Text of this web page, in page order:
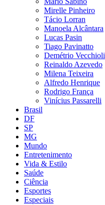
Mirelle Pinheiro
Tácio Lorran
Manoela Alcântara
Lucas Pasin
Tiago Pavinatto
Demétrio Vecchioli
Reinaldo Azevedo
Milena Teixeira
Alfredo Henrique
Rodrigo França
Vinícius Passarelli
Brasil
DF
SP
MG
Mundo
Entretenimento
Vida & Estilo
Saúde
Ciência
Esportes
Especiais